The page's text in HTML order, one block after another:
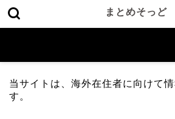
まとめそっど
当サイトは、海外在住者に向けて
す。